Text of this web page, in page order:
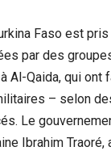
Faso est
par des
Al-Qaida, qui ont
– selon
Le
Ibrahim Traoré,